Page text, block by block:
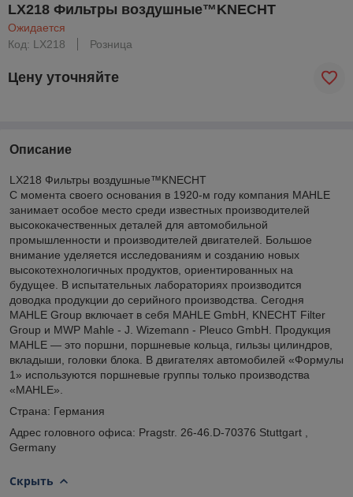
LX218 Фильтры воздушные™KNECHT
Ожидается
Код: LX218
Розница
Цену уточняйте
Описание
LX218 Фильтры воздушные™KNECHT
С момента своего основания в 1920-м году компания MAHLE
занимает особое место среди известных производителей
высококачественных деталей для автомобильной
промышленности и производителей двигателей. Большое
внимание уделяется исследованиям и созданию новых
высокотехнологичных продуктов, ориентированных на
будущее. В испытательных лабораториях производится
доводка продукции до серийного производства. Сегодня
MAHLE Group включает в себя MAHLE GmbH, KNECHT Filter
Group и MWP Mahle - J. Wizemann - Pleuco GmbH. Продукция
MAHLE — это поршни, поршневые кольца, гильзы цилиндров,
вкладыши, головки блока. В двигателях автомобилей «Формулы
1» используются поршневые группы только производства
«MAHLE».
Страна: Германия
Адрес головного офиса: Pragstr. 26-46.D-70376 Stuttgart ,
Germany
Скрыть